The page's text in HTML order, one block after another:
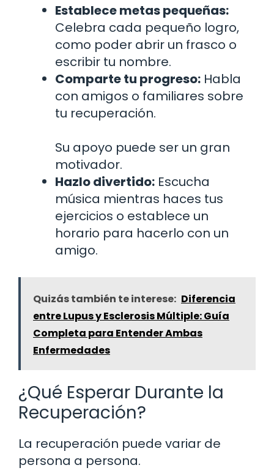
Establece metas pequeñas:
Celebra cada pequeño logro,
como poder abrir un frasco o
escribir tu nombre.
Comparte tu progreso: Habla
con amigos o familiares sobre
tu recuperación.
Su apoyo puede ser un gran
motivador.
Hazlo divertido: Escucha
música mientras haces tus
ejercicios o establece un
horario para hacerlo con un
amigo.
Quizás también te interese: Diferencia
entre Lupus y Esclerosis Múltiple: Guía
Completa para Entender Ambas
Enfermedades
¿Qué Esperar Durante la
Recuperación?
La recuperación puede variar de
persona a persona.